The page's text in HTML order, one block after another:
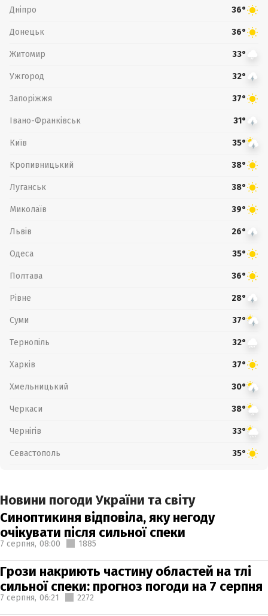
Дніпро 36°
Донецьк 36°
Житомир 33°
Ужгород 32°
Запоріжжя 37°
Івано-Франківськ 31°
Київ 35°
Кропивницький 38°
Луганськ 38°
Миколаїв 39°
Львів 26°
Одеса 35°
Полтава 36°
Рівне 28°
Суми 37°
Тернопіль 32°
Харків 37°
Хмельницький 30°
Черкаси 38°
Чернігів 33°
Севастополь 35°
Новини погоди України та світу
Синоптикиня відповіла, яку негоду
очікувати після сильної спеки
7 серпня, 08:00 1885
Грози накриють частину областей на тлі
сильної спеки: прогноз погоди на 7 серпня
7 серпня, 06:21 2272